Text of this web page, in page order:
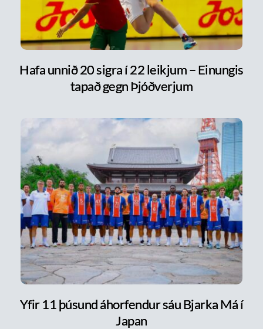
Hafa unnið 20 sigra í 22 leikjum – Einungis
tapað gegn Þjóðverjum
Yfir 11 þúsund áhorfendur sáu Bjarka Má í
Japan